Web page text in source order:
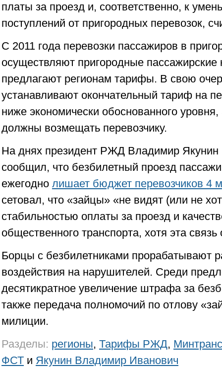
платы за проезд и, соответственно, к
поступлений от пригородных перевозок,
С 2011 года перевозки пассажиров в
осуществляют пригородные
предлагают регионам тарифы. В свою
устанавливают окончательный тариф на
ниже экономически обоснованного
должны возмещать перевозчику.
На днях президент РЖД Владимир
сообщил, что безбилетный проезд
ежегодно лишает бюджет перевозчиков 4
сетовал, что «зайцы» «не видят (или не
стабильностью оплаты за проезд и
общественного транспорта, хотя эта
Борцы с безбилетниками прорабатывают
воздействия на нарушителей. Среди
десятикратное увеличение штрафа за
также передача полномочий по отлову
милиции.
Разделы: регионы, Тарифы РЖД, Минтранс
ФСТ и Якунин Владимир Иванович